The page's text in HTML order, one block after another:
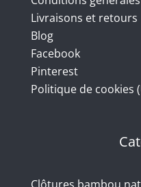
Livraisons et retours
Blog
Facebook
Pinterest
Politique de cookies